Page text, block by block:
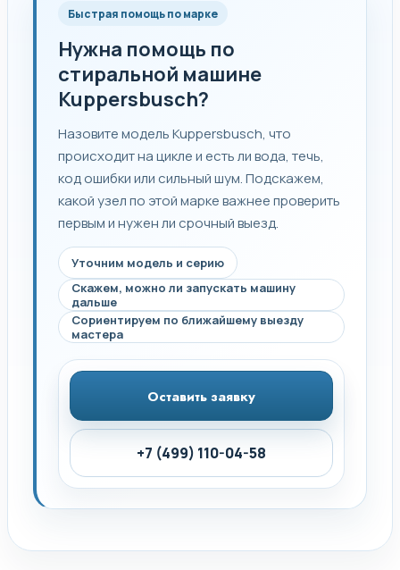
Быстрая помощь по марке
Нужна помощь по
стиральной машине
Kuppersbusch?
Назовите модель Kuppersbusch, что
происходит на цикле и есть ли вода, течь,
код ошибки или сильный шум. Подскажем,
какой узел по этой марке важнее проверить
первым и нужен ли срочный выезд.
Уточним модель и серию
Скажем, можно ли запускать машину
дальше
Сориентируем по ближайшему выезду
мастера
Оставить заявку
+7 (499) 110-04-58